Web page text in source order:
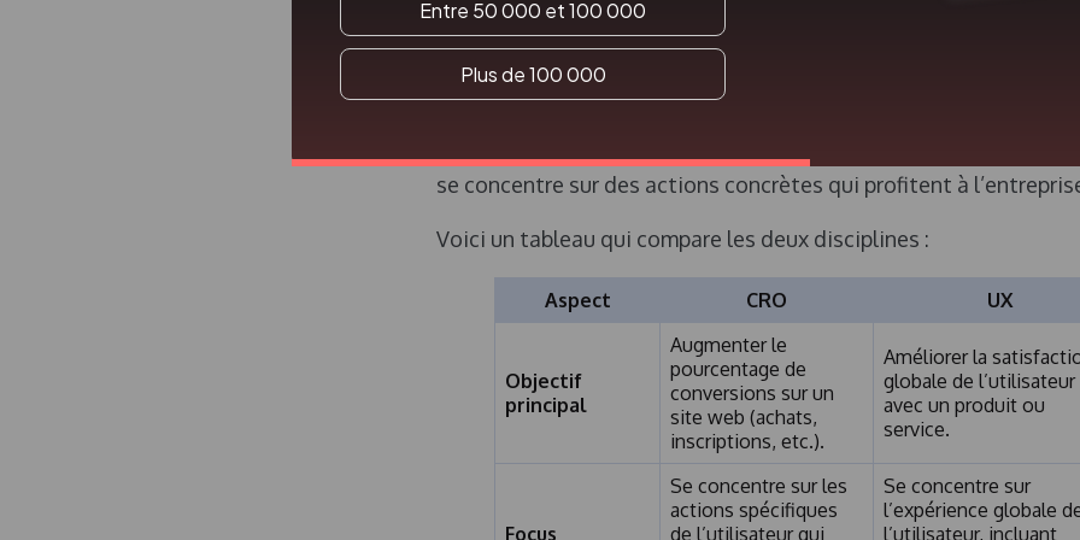
Entre 50 000 et 100 000
Plus de 100 000
processus et mesures de succès diffèrent.
l’ensemble de l’expérience utilisateur, cherchant à créer des
utilisateurs fluides et agréables. En revanche, le CRO est plus
se concentre sur des actions concrètes qui profitent à
Voici un tableau qui compare les deux disciplines :
Aspect CRO UX
Objectif
principal
Augmenter le
pourcentage de
conversions sur un
site web (achats,
inscriptions, etc.).
Améliorer la
globale de l’utilisateur
avec un produit ou
service.
Focus
Se concentre sur les
actions spécifiques
de l’utilisateur qui
Se concentre sur
l’expérience globale
l’utilisateur, incluant